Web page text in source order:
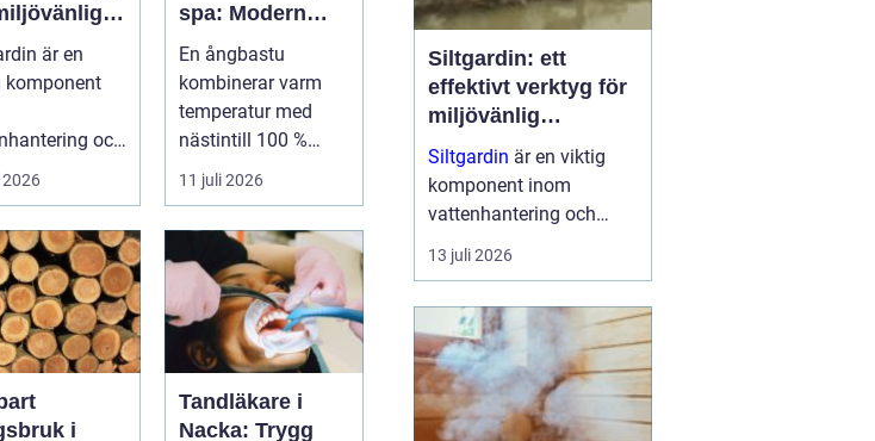
är en
komponent
och
särskilt i
2026
spa: Modern
återhämtning
med uråldrig
logik
En ångbastu
kombinerar varm
temperatur med
nästintill 100 %
luftfuktighet för att
11 juli 2026
i
Tandläkare i
Nacka: Trygg
Siltgardin: ett
effektivt verktyg för
miljövänlig
vattenhantering
Siltgardin är en viktig
komponent inom
vattenhantering och
miljöskydd, särskilt i
verksamheter som
sjögrävning. Dessa
barriärer hjälper till att
minska grumling och
sp...
13 juli 2026